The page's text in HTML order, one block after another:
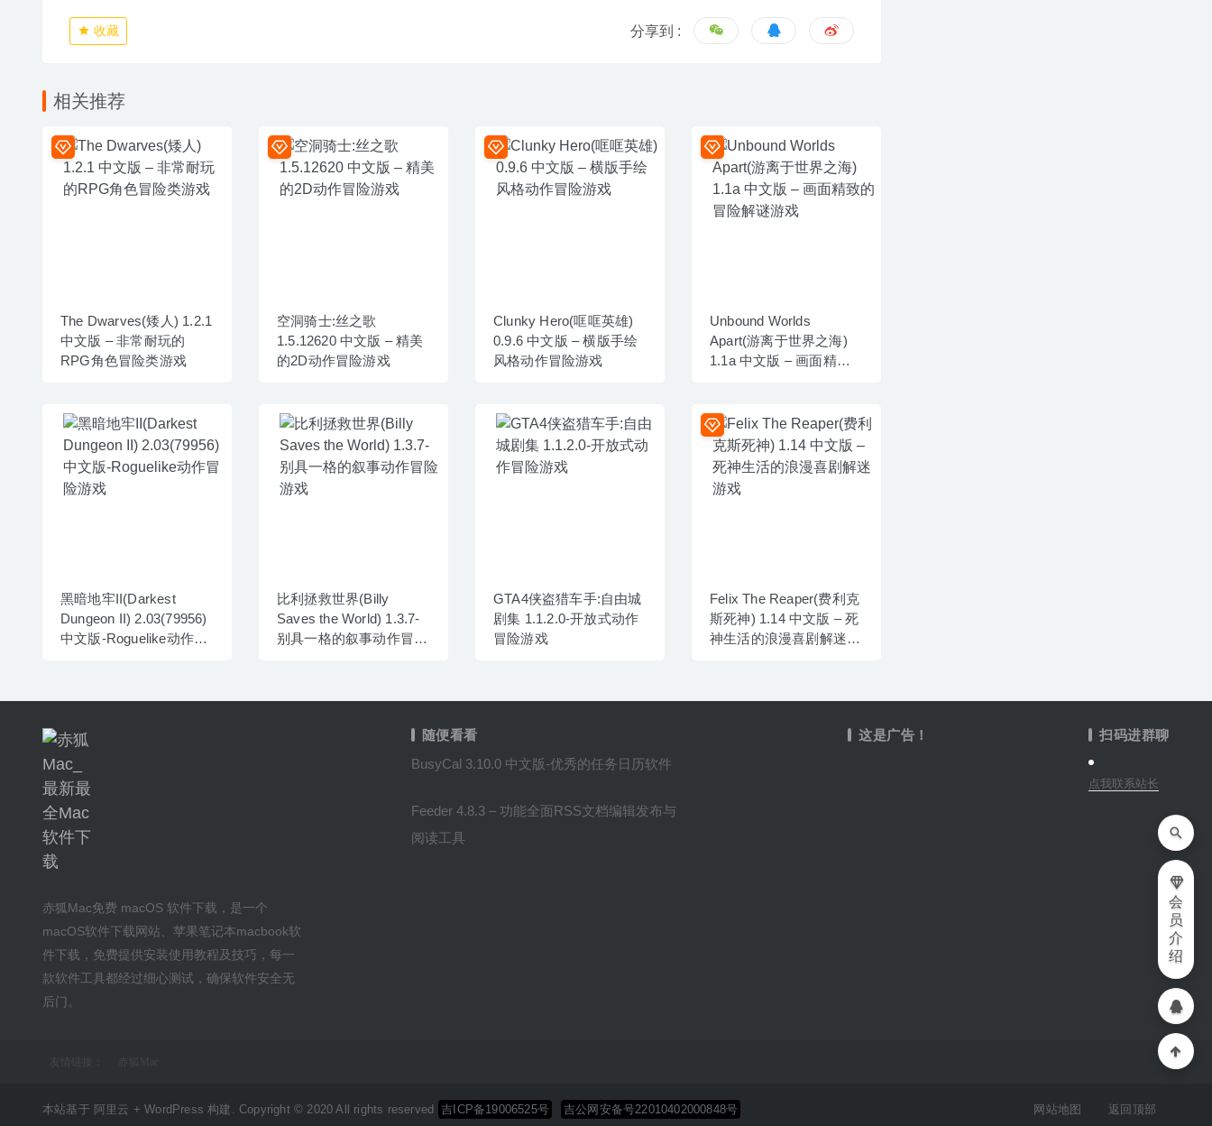
收藏 分享到 :
相关推荐
The Dwarves(矮人) 1.2.1
中文版 – 非常耐玩的
RPG角色冒险类游戏
空洞骑士:丝之歌
1.5.12620 中文版 – 精美
的2D动作冒险游戏
Clunky Hero(哐哐英雄)
0.9.6 中文版 – 横版手绘
风格动作冒险游戏
Unbound Worlds
Apart(游离于世界之海)
1.1a 中文版 – 画面精致
黑暗地牢II(Darkest
Dungeon II) 2.03(79956)
中文版-Roguelike动作冒
比利拯救世界(Billy
Saves the World) 1.3.7-
别具一格的叙事动作冒险
GTA4侠盗猎车手:自由城
剧集 1.1.2.0-开放式动作
冒险游戏
Felix The Reaper(费利克
斯死神) 1.14 中文版 – 死
神生活的浪漫喜剧解迷游
赤狐Mac免费 macOS 软件下载 ，是一个
macOS软件下载网站
苹果笔记本macbook软
件下载 ，免费提供安装使用教程及技巧 ，每一
款软件工具都经过细心测试，确保软件安全无
后门。
随便看看
BusyCal 3.10.0 中文版-优秀的任务日历软件
Feeder 4.8.3 – 功能全面RSS文档编辑发布与
阅读工具
这是广告！ 扫码进群聊
点我联系站长
友情链接：
本站基于 阿里云 + WordPress 构建. Copyright © 2020 All rights reserved 吉ICP备19006525号 吉公网安备号22010402000848号 网站地图 返回顶部
会
员
介
绍